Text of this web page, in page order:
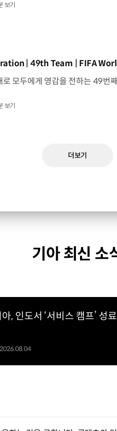
보기
| 49th Team | FIFA
보기
더보기
기아 최신 소
, 인도서 ‘서비스 캠프’ 성료
2026.08.04